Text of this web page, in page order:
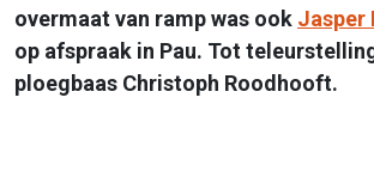
overmaat van ramp was ook Jasper
op afspraak in Pau. Tot
ploegbaas Christoph Roodhooft.